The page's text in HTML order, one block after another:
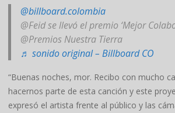
@billboard.colombia
@Feid se llevó el premio ‘Mejor
@Premios Nuestra Tierra
♬ sonido original – Billboard CO
“Buenas noches, mor. Recibo con mucho
hacernos parte de esta canción y este
expresó el artista frente al público y las